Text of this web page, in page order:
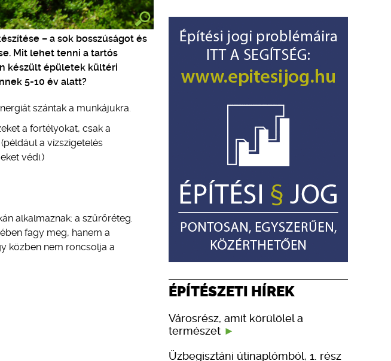
– a sok bosszúságot és
Mit lehet tenni a tartós
készült épületek kültéri
5-10 év alatt?
szántak a munkájukra.
a fortélyokat, csak a
a vízszigetelés
védi.)
alkalmaznak: a szűrőréteg.
fagy meg, hanem a
közben nem roncsolja a
ÉPÍTÉSZETI HÍREK
Városrész, amit körülölel a
természet
Üzbegisztáni útinaplómból, 1. rész